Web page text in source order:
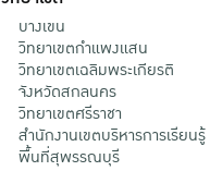
บางเขน
วิทยาเขตกําแพงแสน
วิทยาเขตเฉลิมพระเกียรติ
จังหวัดสกลนคร
วิทยาเขตศรีราชา
สำนักงานเขตบริหารการเรียนรู้
พื้นที่สุพรรณบุรี